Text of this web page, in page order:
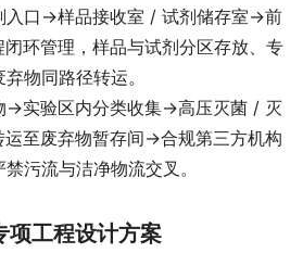
入口→样品接收室 / 试剂储存室→前
环管理，样品与试剂分区存放、专
物同路径转运。
→实验区内分类收集→高压灭菌 / 灭
至废弃物暂存间→合规第三方机构
污流与洁净物流交叉。
项工程设计方案